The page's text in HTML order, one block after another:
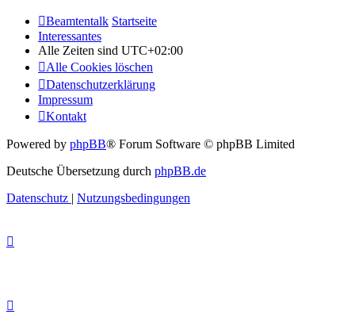
Beamtentalk Startseite
Interessantes
Alle Zeiten sind UTC+02:00
Alle Cookies löschen
Datenschutzerklärung
Impressum
Kontakt
Powered by phpBB® Forum Software © phpBB Limited
Deutsche Übersetzung durch phpBB.de
Datenschutz | Nutzungsbedingungen